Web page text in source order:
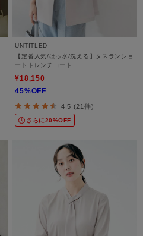
UNTITLED
【定番人気/はっ水/洗える】タスランショ
ートトレンチコート
¥18,150
45%OFF
4.5 (21件)
さらに20%OFF